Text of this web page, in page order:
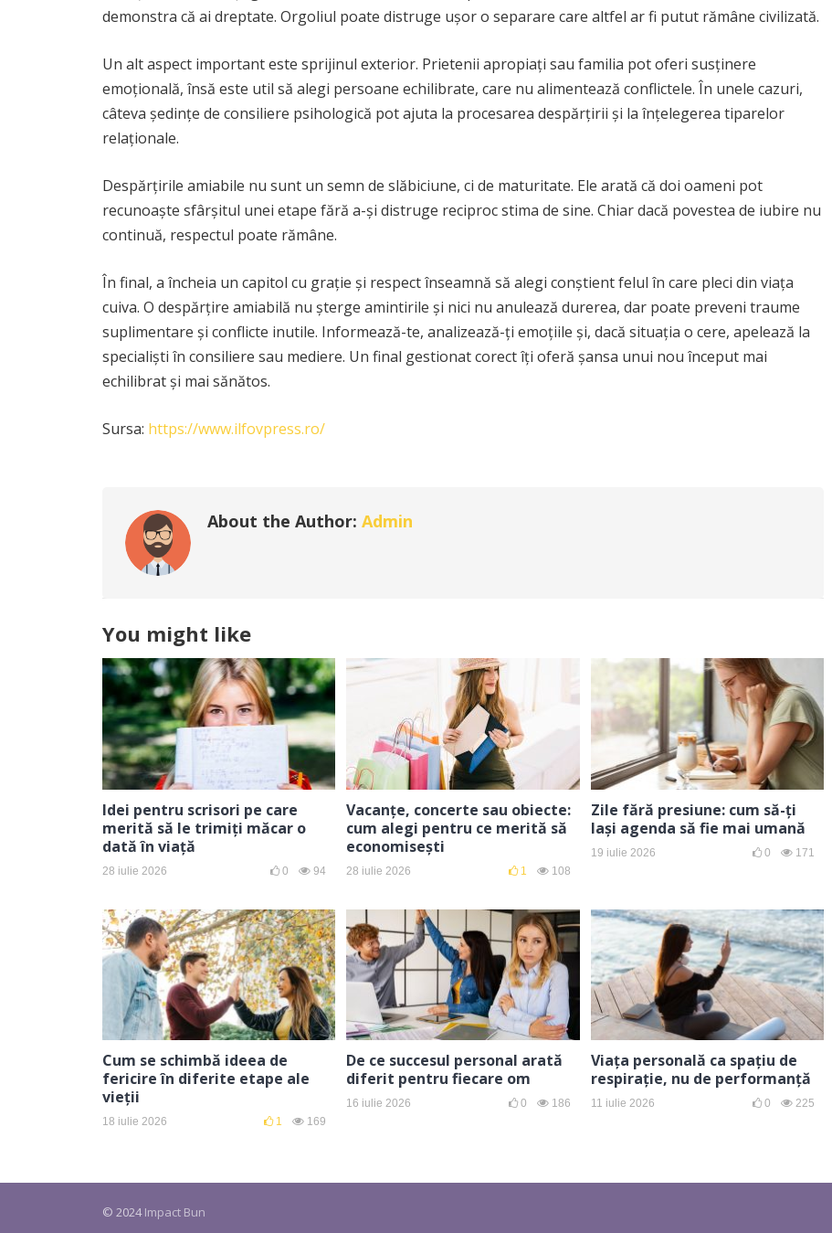
demonstra că ai dreptate. Orgoliul poate distruge ușor o separare care altfel ar fi putut rămâne civilizată.
Un alt aspect important este sprijinul exterior. Prietenii apropiați sau familia pot oferi susținere
emoțională, însă este util să alegi persoane echilibrate, care nu alimentează conflictele. În unele cazuri,
câteva ședințe de consiliere psihologică pot ajuta la procesarea despărțirii și la înțelegerea tiparelor
relaționale.
Despărțirile amiabile nu sunt un semn de slăbiciune, ci de maturitate. Ele arată că doi oameni pot
recunoaște sfârșitul unei etape fără a-și distruge reciproc stima de sine. Chiar dacă povestea de iubire nu
continuă, respectul poate rămâne.
În final, a încheia un capitol cu grație și respect înseamnă să alegi conștient felul în care pleci din viața
cuiva. O despărțire amiabilă nu șterge amintirile și nici nu anulează durerea, dar poate preveni traume
suplimentare și conflicte inutile. Informează-te, analizează-ți emoțiile și, dacă situația o cere, apelează la
specialiști în consiliere sau mediere. Un final gestionat corect îți oferă șansa unui nou început mai
echilibrat și mai sănătos.
Sursa: https://www.ilfovpress.ro/
About the Author: Admin
You might like
Idei pentru scrisori pe care
merită să le trimiți măcar o
dată în viață
28 iulie 2026 0 94
Vacanțe, concerte sau obiecte:
cum alegi pentru ce merită să
economisești
28 iulie 2026 1 108
Zile fără presiune: cum să-ți
lași agenda să fie mai umană
19 iulie 2026 0 171
Cum se schimbă ideea de
fericire în diferite etape ale
vieții
18 iulie 2026 1 169
De ce succesul personal arată
diferit pentru fiecare om
16 iulie 2026 0 186
Viața personală ca spațiu de
respirație, nu de performanță
11 iulie 2026 0 225
© 2024Impact Bun